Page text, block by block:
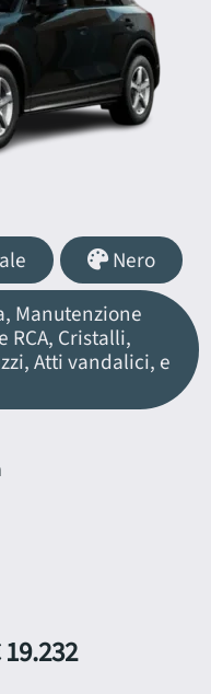
Nero
Manutenzione
Cristalli,
Atti vandalici, e